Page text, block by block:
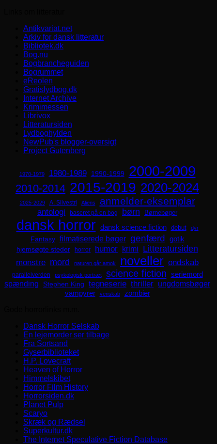
Antikvariat.net
Arkiv for dansk litteratur
Bibliotek.dk
Bog.nu
Bogbrancheguiden
Bogrummet
eReolen
Gratislydbog.dk
Internet Archive
Krimimessen
Librivox
Litteratursiden
Lydboghylden
NewPub's blogger-oversigt
Project Gutenberg
1970-1979 1980-1989 1990-1999 2000-2009
2010-2014 2015-2019 2020-2024
2025-2029 A. Silvestri Aliens anmelder-eksemplar
antologi baseret på en bog børn Børnebøger
dansk horror dansk science fiction debut dyr
Fantasy filmatiserede bøger genfærd
gotik
hjemsøgte steder
horror humor krimi Litteratursiden
monstre mord naturen går amok noveller ondskab
parallelverden psykologisk portræt science fiction seriemord
spænding Stephen King tegneserie thriller ungdomsbøger
vampyrer venskab
zombier
Dansk Horror Selskab
En lejemorder ser tilbage
Fra Sortsand
Gyserbiblioteket
H.P. Lovecraft
Heaven of Horror
Himmelskibet
Horror Film History
Horrorsiden.dk
Planet Pulp
Scaryo
Skræk og Rædsel
Superkultur.dk
The Internet Speculative Fiction Database